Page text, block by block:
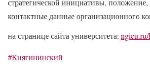
стратегической инициативы,
контактные данные организационного
на странице сайта университета:
#Княгининский